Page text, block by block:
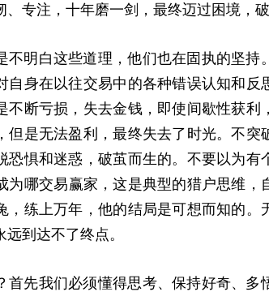
、专注， 十年磨一剑，最终迈过困境，
不明白这些道理，他们也在固执的坚持
自身在以往交易中的各种错误认知和
不断亏损，失去金钱，即使间歇性获
但是无法盈利，最终失去了时光。不
恐惧和迷惑，破茧而生的。不要以为
为哪交易赢家，这是典型的猎户思维，
，练上万年，他的结局是可想而知的。
到达不了终点。
首先我们必须懂得思考、保持好奇、多